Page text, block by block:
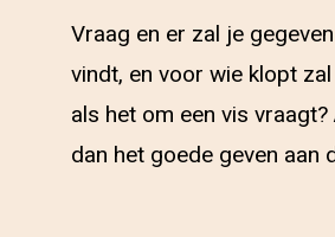
Vraag en er zal je
vindt, en voor wie klopt
als het om een vis
dan het goede geven aan